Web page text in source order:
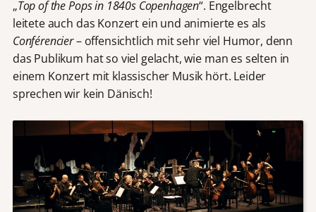
„Top of the Pops in 1840s Copenhagen“. Engelbrecht
leitete auch das Konzert ein und animierte es als
Conférencier– offensichtlich mit sehr viel Humor, denn
das Publikum hat so viel gelacht, wie man es selten in
einem Konzert mit klassischer Musik hört. Leider
sprechen wir kein Dänisch!